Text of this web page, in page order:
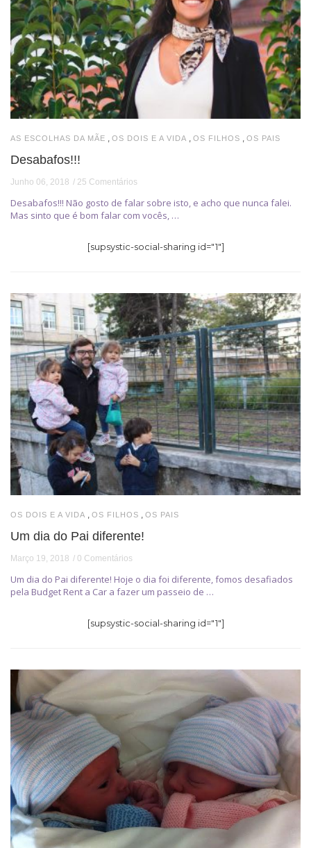
AS ESCOLHAS DA MÃE OS DOIS E A VIDA OS FILHOS OS PAIS
Desabafos!!!
Junho 06, 2018 25 Comentários
Desabafos!!! Não gosto de falar sobre isto, e acho que nunca falei.
Mas sinto que é bom falar com vocês, …
[supsystic-social-sharing id="1"]
OS DOIS E A VIDA OS FILHOS OS PAIS
Um dia do Pai diferente!
Março 19, 2018 0 Comentários
Um dia do Pai diferente! Hoje o dia foi diferente, fomos desafiados
pela Budget Rent a Car a fazer um passeio de …
[supsystic-social-sharing id="1"]